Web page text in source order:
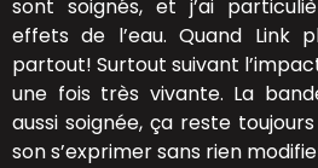
sont soignés, et j’ai
effets de l’eau. Quand Link
partout! Surtout suivant
une fois très vivante. La
aussi soignée, ça reste
son s’exprimer sans rien